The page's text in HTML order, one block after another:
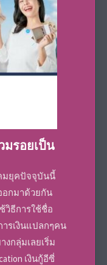
มรอยเป็น
มยุคปัจจุบันนี้
กมาด้วยกัน
วิธีการใช้ชื่อ
รเงินแปลกๆคน
กลุ่มเลยเริ่ม
เงินกู้อีซี่